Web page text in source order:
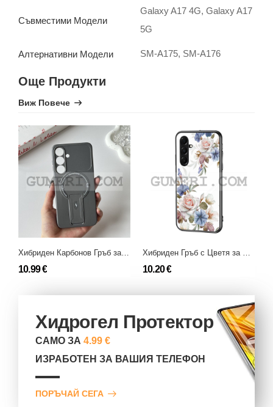
Съвместими Модели
Galaxy A17 4G, Galaxy A17
5G
Алтернативни Модели SM-A175, SM-A176
Още Продукти
Виж Повече
Хибриден Карбонов Гръб за Samsung Galaxy A17 (4G/5G)
10.99 €
Хибриден Гръб с Цветя за Samsung Galaxy A17
10.20 €
Хидрогел Протектор
САМО ЗА4.99 €
ИЗРАБОТЕН ЗА ВАШИЯ ТЕЛЕФОН
ПОРЪЧАЙ СЕГА